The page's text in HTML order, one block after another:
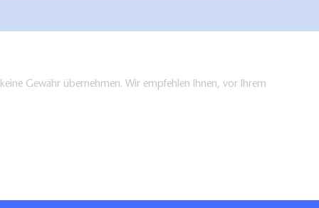
Gewähr übernehmen. Wir empfehlen Ihnen, vor Ihrem